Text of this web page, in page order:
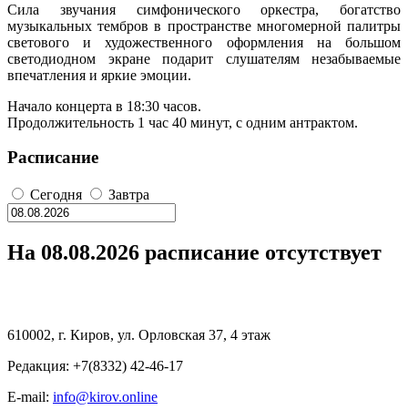
Сила звучания симфонического оркестра, богатство
музыкальных тембров в пространстве многомерной палитры
светового и художественного оформления на большом
светодиодном экране подарит слушателям незабываемые
впечатления и яркие эмоции.
Начало концерта в 18:30 часов.
Продолжительность 1 час 40 минут, с одним антрактом.
Расписание
Сегодня Завтра
На 08.08.2026 расписание отсутствует
610002, г. Киров, ул. Орловская 37, 4 этаж
Редакция: +7(8332) 42-46-17
E-mail: info@kirov.online